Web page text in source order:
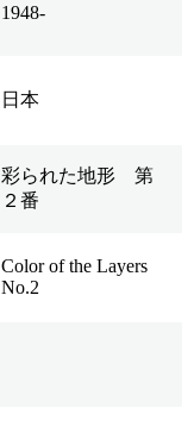
1948-
日本
彩られた地形 第
２番
Color of the Layers
No.2